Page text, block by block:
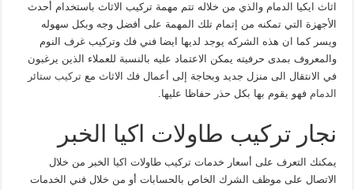
اثاث ايكيا الدمام والذي من خلاله تتم مهمة تركيب الاثاث باستخدام أحدث
الأجهزة التي تمكنه من إتمام تلك المهمة على أفضل وجه وبكل سهوله
ويسر كما ان هذه الشركه يوجد لديها ايضا فني فك وتركيب غرف النوم
والمعروف بمدى حرفيته يمكن الاعتماد عليه بالنسبة للعملاء الذين يرغبون
في الانتقال الى منزل جديد وبحاجة إلى أعمال فك الاثاث معتركيب ستائر
الدمام فهو يقوم بها بكل حذر حفاظا عليها.
نجار تركيب طاولات اكيا الخبر
يمكنك التعرف على أسعار خدمات تركيب طاولات اكيا الخبر من خلال
الاتصال على موظف الشرك الخاص بالحسابات أو من خلال فني الخدمات